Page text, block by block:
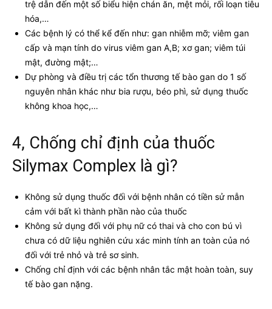
trệ dẫn đến một số biểu hiện chán ăn, mệt mỏi, rối loạn tiêu
hóa,…
Các bệnh lý có thể kể đến như: gan nhiễm mỡ; viêm gan
cấp và mạn tính do virus viêm gan A,B; xơ gan; viêm túi
mật, đường mật;…
Dự phòng và điều trị các tổn thương tế bào gan do 1 số
nguyên nhân khác như bia rượu, béo phì, sử dụng thuốc
không khoa học,…
4, Chống chỉ định của thuốc
Silymax Complex là gì?
Không sử dụng thuốc đối với bệnh nhân có tiền sử mẫn
cảm với bất kì thành phần nào của thuốc
Không sử dụng đối với phụ nữ có thai và cho con bú vì
chưa có dữ liệu nghiên cứu xác minh tính an toàn của nó
đối với trẻ nhỏ và trẻ sơ sinh.
Chống chỉ định với các bệnh nhân tắc mật hoàn toàn, suy
tế bào gan nặng.